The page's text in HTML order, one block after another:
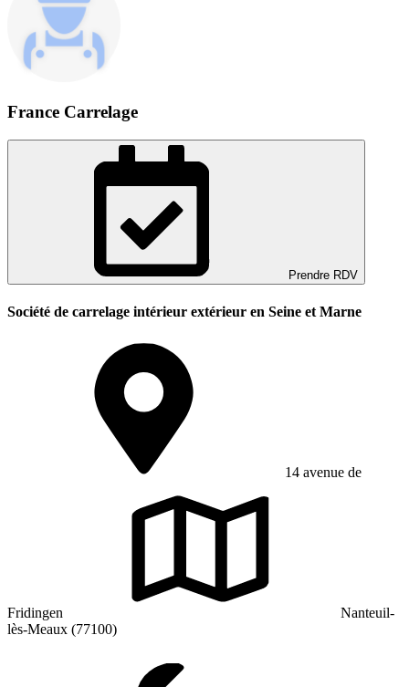
France Carrelage
Prendre RDV
Société de carrelage intérieur extérieur en Seine et Marne
14 avenue de
Fridingen
Nanteuil-
lès-Meaux (77100)